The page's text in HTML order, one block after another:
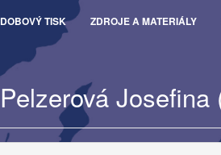
DOBOVÝ TISK ZDROJE A MATERIÁLY
Pelzerová